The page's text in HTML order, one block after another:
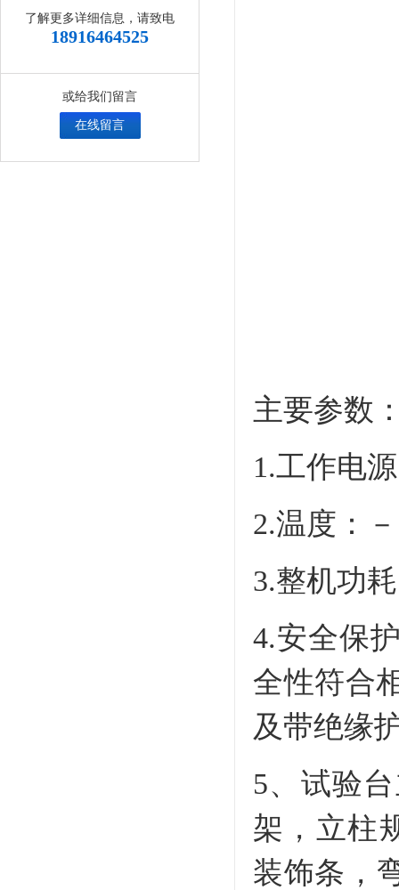
了解更多详细信息，请致电
18916464525
或给我们留言
在线留言
主要参数
1.工作电
2.温度：
3.整机功
4.安全保
全性符合
及带绝缘
5、试验
架，立柱
装饰条，